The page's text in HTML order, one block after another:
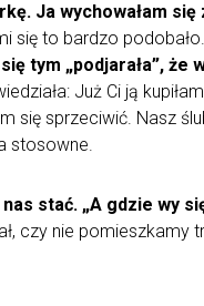
Ja wychowałam
się to bardzo
tym „podjarała”, że
Już Ci ją
się sprzeciwić. Nasz
stosowne.
stać. „A gdzie wy
czy nie